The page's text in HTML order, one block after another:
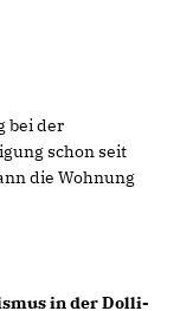
bei der
schon seit
die Wohnung
in der Dolli-